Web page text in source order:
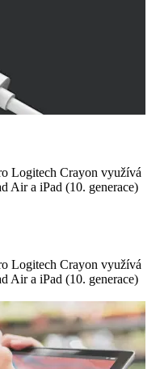
Logitech Crayon využívá
Air a iPad (10. generace)
Logitech Crayon využívá
Air a iPad (10. generace)